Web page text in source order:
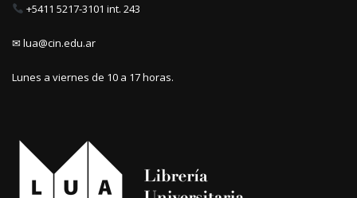
+5411 5217-3101 int. 243
✉ lua@cin.edu.ar
Lunes a viernes de 10 a 17 horas.